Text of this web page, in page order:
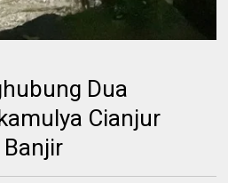
Dua
Cianjur